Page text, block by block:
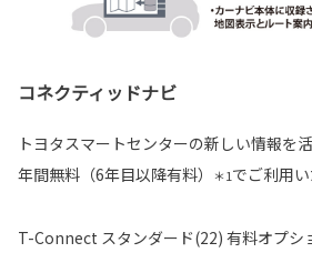
コネクティッドナビ
トヨタスマートセンターの新しい情報を
年間無料（6年目以降有料）
＊1でご利用い
T-Connect スタンダード(22) 有料オプシ